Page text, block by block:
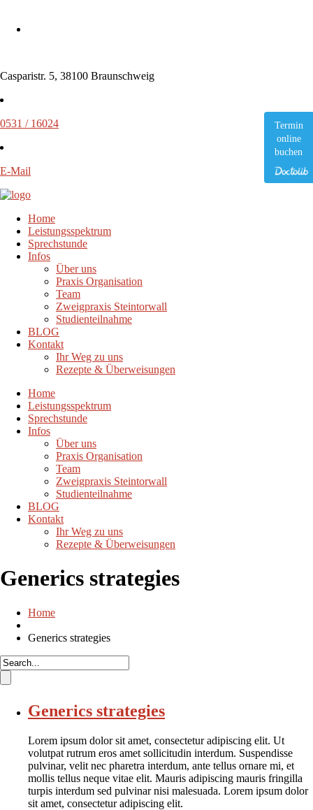
Casparistr. 5, 38100 Braunschweig
0531 / 16024
E-Mail
Termin
online
buchen
Home
Leistungsspektrum
Sprechstunde
Infos
Über uns
Praxis Organisation
Team
Zweigpraxis Steintorwall
Studienteilnahme
BLOG
Kontakt
Ihr Weg zu uns
Rezepte & Überweisungen
Home
Leistungsspektrum
Sprechstunde
Infos
Über uns
Praxis Organisation
Team
Zweigpraxis Steintorwall
Studienteilnahme
BLOG
Kontakt
Ihr Weg zu uns
Rezepte & Überweisungen
Generics strategies
Home
Generics strategies
Generics strategies
Lorem ipsum dolor sit amet, consectetur adipiscing elit. Ut
volutpat rutrum eros amet sollicitudin interdum. Suspendisse
pulvinar, velit nec pharetra interdum, ante tellus ornare mi, et
mollis tellus neque vitae elit. Mauris adipiscing mauris fringilla
turpis interdum sed pulvinar nisi malesuada. Lorem ipsum dolor
sit amet, consectetur adipiscing elit.